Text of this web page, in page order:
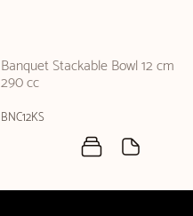
Banquet Stackable Bowl 12 cm
290 cc
BNC12KS